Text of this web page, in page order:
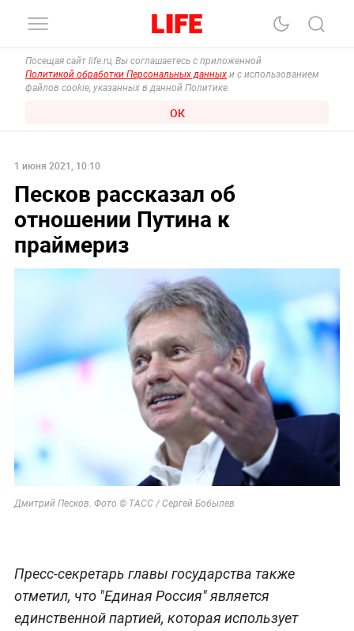
Посещая сайт life.ru, Вы соглашаетесь с приложенной
Политикой обработки Персональных данных и с использованием
файлов cookie, указанных в данной Политике.
ОК
1 июня 2021, 10:10
Песков рассказал об
отношении Путина к
праймериз
Дмитрий Песков. Фото © ТАСС / Сергей Бобылев
Пресс-секретарь главы государства также
отметил, что "Единая Россия" является
единственной партией, которая использует